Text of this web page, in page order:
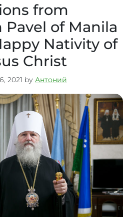
from
of Manila
Nativity of
Christ
2021 by Антоний